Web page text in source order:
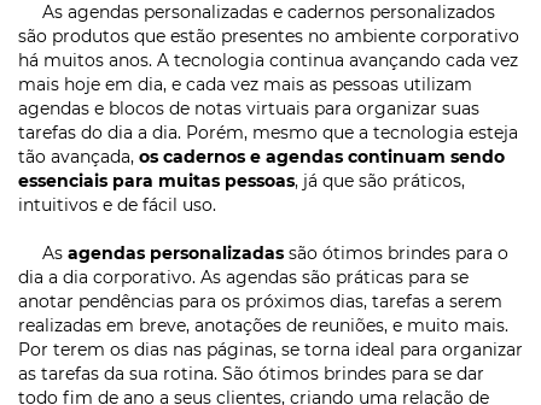
As agendas personalizadas e cadernos personalizados
são produtos que estão presentes no ambiente corporativo
há muitos anos. A tecnologia continua avançando cada vez
mais hoje em dia, e cada vez mais as pessoas utilizam
agendas e blocos de notas virtuais para organizar suas
tarefas do dia a dia. Porém, mesmo que a tecnologia esteja
tão avançada, os cadernos e agendas continuam sendo
essenciais para muitas pessoas, já que são práticos,
intuitivos e de fácil uso.
As agendas personalizadas são ótimos brindes para o
dia a dia corporativo. As agendas são práticas para se
anotar pendências para os próximos dias, tarefas a serem
realizadas em breve, anotações de reuniões, e muito mais.
Por terem os dias nas páginas, se torna ideal para organizar
as tarefas da sua rotina. São ótimos brindes para se dar
todo fim de ano a seus clientes, criando uma relação de